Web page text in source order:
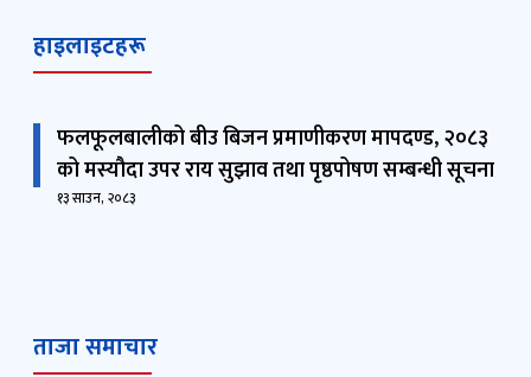
हाइलाइटहरू
फलफूलबालीको बीउ बिजन प्रमाणीकरण मापदण्ड, २०८३
को मस्यौदा उपर राय सुझाव तथा पृष्ठपोषण सम्बन्धी सूचना
१३ साउन, २०८३
ताजा समाचार